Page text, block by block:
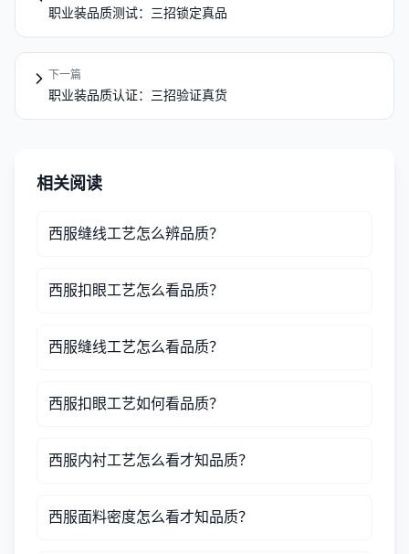
职业装品质测试：三招锁定真品
下一篇
职业装品质认证：三招验证真货
相关阅读
西服缝线工艺怎么辨品质？
西服扣眼工艺怎么看品质？
西服缝线工艺怎么看品质？
西服扣眼工艺如何看品质？
西服内衬工艺怎么看才知品质？
西服面料密度怎么看才知品质？